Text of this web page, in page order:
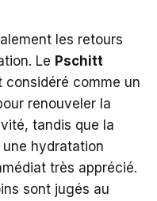
les retours
Le Pschitt
considéré comme un
renouveler la
tandis que la
une hydratation
très apprécié.
sont jugés au